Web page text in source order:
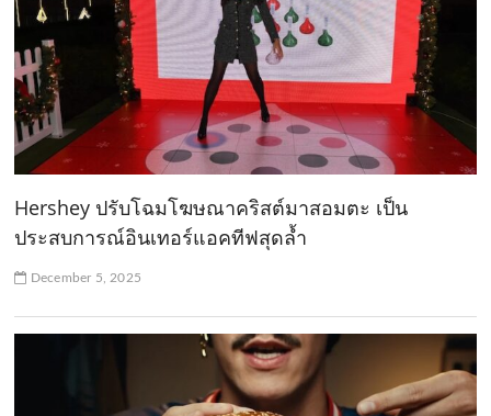
Hershey ปรับโฉมโฆษณาคริสต์มาสอมตะ เป็น
ประสบการณ์อินเทอร์แอคทีฟสุดล้ำ
December 5, 2025